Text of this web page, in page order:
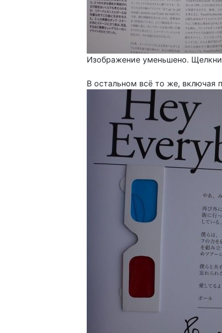
Изображение уменьшено.
В остальном всё то же, включая